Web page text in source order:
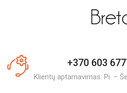
+370 603
Klientų aptarnavimas: Pi. –